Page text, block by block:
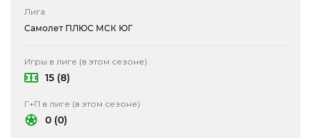
Лига
Самолет ПЛЮС МСК ЮГ
Игры в лиге (в этом сезоне)
15 (8)
Г+П в лиге (в этом сезоне)
0 (0)